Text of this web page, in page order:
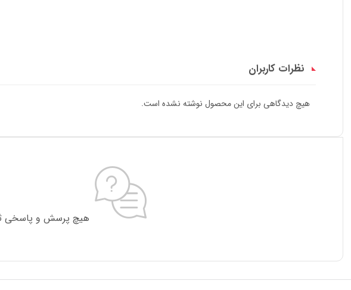
نظرات کاربران
هیچ دیدگاهی برای این محصول نوشته نشده است.
هیچ پرسش و پاسخی